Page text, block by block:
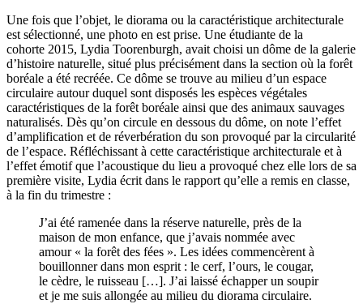
Une fois que l’objet, le diorama ou la caractéristique architecturale
est sélectionné, une photo en est prise. Une étudiante de la
cohorte 2015, Lydia Toorenburgh, avait choisi un dôme de la galerie
d’histoire naturelle, situé plus précisément dans la section où la forêt
boréale a été recréée. Ce dôme se trouve au milieu d’un espace
circulaire autour duquel sont disposés les espèces végétales
caractéristiques de la forêt boréale ainsi que des animaux sauvages
naturalisés. Dès qu’on circule en dessous du dôme, on note l’effet
d’amplification et de réverbération du son provoqué par la circularité
de l’espace. Réfléchissant à cette caractéristique architecturale et à
l’effet émotif que l’acoustique du lieu a provoqué chez elle lors de sa
première visite, Lydia écrit dans le rapport qu’elle a remis en classe,
à la fin du trimestre :
J’ai été ramenée dans la réserve naturelle, près de la
maison de mon enfance, que j’avais nommée avec
amour « la forêt des fées ». Les idées commencèrent à
bouillonner dans mon esprit : le cerf, l’ours, le cougar,
le cèdre, le ruisseau […]. J’ai laissé échapper un soupir
et je me suis allongée au milieu du diorama circulaire.